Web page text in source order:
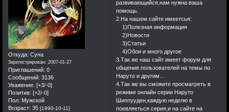
когда-то успешный
форум. Не знаю
почему,но судия по
тому что я досих пор
могу видеть
его,некоторые из вас
тоже все еще не
забыли тех
прекрасных дней.И я
хочу от всей души
Откуда: Суна
Зарегистрирован: 2007-01-27
Приглашений: 0
Сообщений: 3136
Уважение: [+3/-0]
Позитив: [+2/-0]
Пол: Мужской
Возраст: 35[1990-10-11]
развивающийся,нам нужна ваша
помощь.
2.На нашем сайте имеетсья:
1)Полезная информация
2)Новости
3)Статьи
4)Обои и много другое
3.Так же наш сайт имеет форум для
общения пользователей на темы по
Наруто и другим...
4.Так же вы сможите просматреть в
режиме онлайн серии Наруто
Шиппууден,каждую неделю в
поевляеться серия,и на сайте на